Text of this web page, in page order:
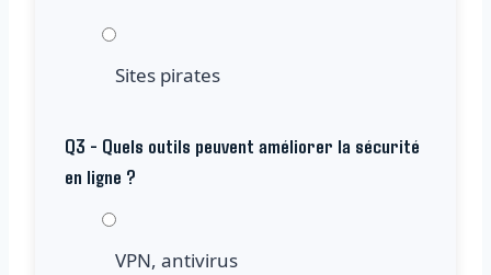
Sites pirates
Q3 - Quels outils peuvent améliorer la sécurité
en ligne ?
VPN, antivirus